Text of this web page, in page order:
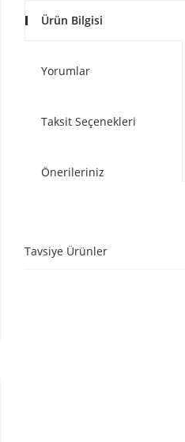
Ürün Bilgisi
Yorumlar
Taksit Seçenekleri
Önerileriniz
Tavsiye Ürünler